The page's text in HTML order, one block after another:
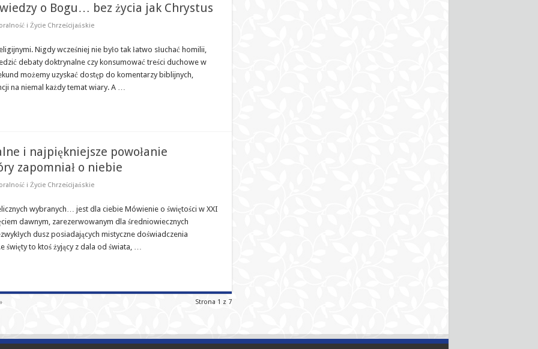
o Bogu… bez życia jak Chrystus
i Życie Chrześcijańskie
Nigdy wcześniej nie było tak łatwo słuchać homilii,
debaty doktrynalne czy konsumować treści duchowe w
możemy uzyskać dostęp do komentarzy biblijnych,
na niemal każdy temat wiary. A …
i najpiękniejsze powołanie
zapomniał o niebie
i Życie Chrześcijańskie
wybranych… jest dla ciebie Mówienie o świętości w XXI
dawnym, zarezerwowanym dla średniowiecznych
dusz posiadających mistyczne doświadczenia
święty to ktoś żyjący z dala od świata, …
Strona 1 z 7